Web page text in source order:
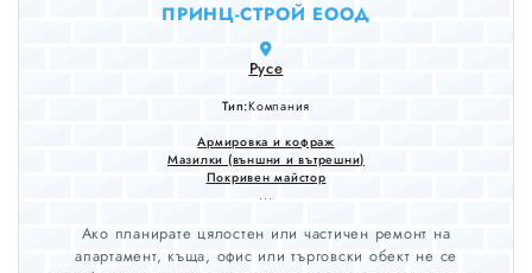
ПРИНЦ-СТРОЙ ЕООД
Русе
Тип:Компания
Армировка и кофраж
Мазилки (външни и вътрешни)
Покривен майстор
...
Ако планирате цялостен или частичен ремонт на
апартамент, къща, офис или търговски обект не се